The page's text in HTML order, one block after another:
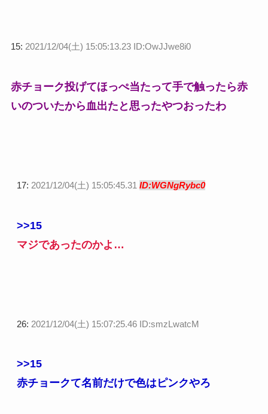
15: 2021/12/04(土) 15:05:13.23 ID:OwJJwe8i0
赤チョーク投げてほっぺ当たって手で触ったら赤
いのついたから血出たと思ったやつおったわ
17: 2021/12/04(土) 15:05:45.31 ID:WGNgRybc0
>>15
マジであったのかよ…
26: 2021/12/04(土) 15:07:25.46 ID:smzLwatcM
>>15
赤チョークて名前だけで色はピンクやろ